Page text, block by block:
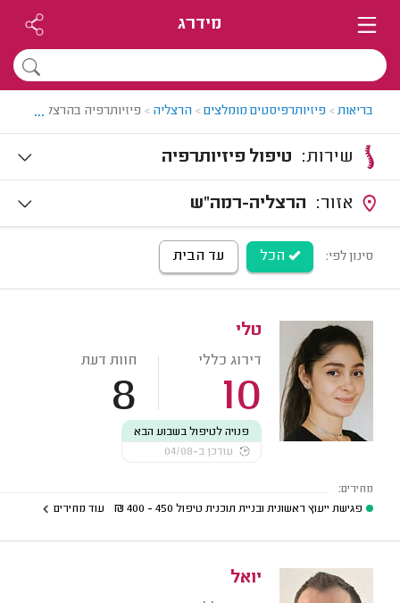
מידרג
בריאות> פיזיותרפיסטים מומלצים> הרצליה > פיזיותרפיה בהרצליה
...
טיפול פיזיותרפיה
הרצליה-רמה"ש
סינון לפי: הכל עד הבית
טלי
דירוג כללי
10
חוות דעת
8
פנויה לטיפול בשבוע הבא
עודכן ב-04/08
מחירים:
פגישת ייעוץ ראשונית ובניית תוכנית טיפול 450 - 400
₪ עוד מחירים
יואל